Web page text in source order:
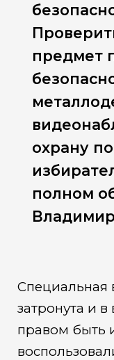
предмет
охрану
полном
Специальная
затронута и
правом быть